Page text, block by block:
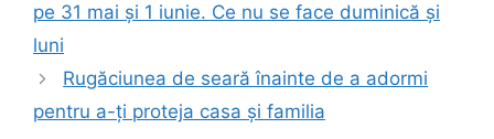
pe 31 mai și 1 iunie. Ce nu se face duminică și
luni
Rugăciunea de seară înainte de a adormi
pentru a-ți proteja casa și familia